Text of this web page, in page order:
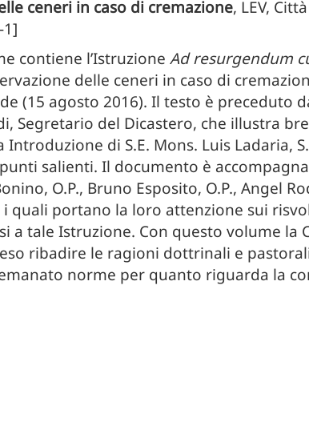
ceneri in caso di cremazione, LEV,
1]
contiene l’Istruzione Ad resurgendum
delle ceneri in caso di
(15 agosto 2016). Il testo è preceduto
Segretario del Dicastero, che illustra
Introduzione di S.E. Mons. Luis Ladaria,
salienti. Il documento è
O.P., Bruno Esposito, O.P., Angel
i quali portano la loro attenzione sui
a tale Istruzione. Con questo volume la
ribadire le ragioni dottrinali e
norme per quanto riguarda la